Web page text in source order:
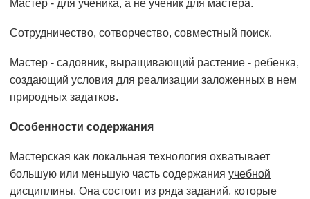
Мастер - для ученика, а не ученик для мастера.
Сотрудничество, сотворчество, совместный поиск.
Мастер - садовник, выращивающий растение - ребенка,
создающий условия для реализации заложенных в нем
природных задатков.
Особенности содержания
Мастерская как локальная технология охватывает
большую или меньшую часть содержания учебной
дисциплины. Она состоит из ряда заданий, которые